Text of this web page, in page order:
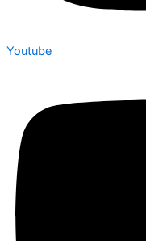
Youtube